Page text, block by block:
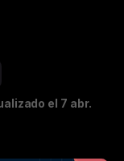
el 7 abr.